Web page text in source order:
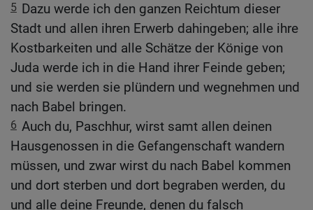
5 Dazu werde ich den ganzen Reichtum dieser
Stadt und allen ihren Erwerb dahingeben; alle ihre
Kostbarkeiten und alle Schätze der Könige von
Juda werde ich in die Hand ihrer Feinde geben;
und sie werden sie plündern und wegnehmen und
nach Babel bringen.
6 Auch du, Paschhur, wirst samt allen deinen
Hausgenossen in die Gefangenschaft wandern
müssen, und zwar wirst du nach Babel kommen
und dort sterben und dort begraben werden, du
und alle deine Freunde, denen du falsch